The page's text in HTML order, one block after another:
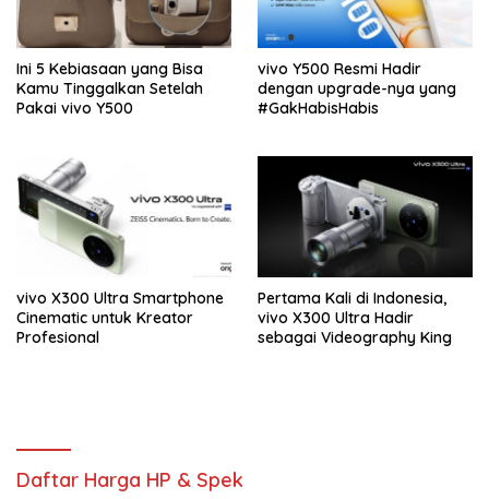
Ini 5 Kebiasaan yang Bisa
Kamu Tinggalkan Setelah
Pakai vivo Y500
vivo Y500 Resmi Hadir
dengan upgrade-nya yang
#GakHabisHabis
vivo X300 Ultra Smartphone
Cinematic untuk Kreator
Profesional
Pertama Kali di Indonesia,
vivo X300 Ultra Hadir
sebagai Videography King
Daftar Harga HP & Spek